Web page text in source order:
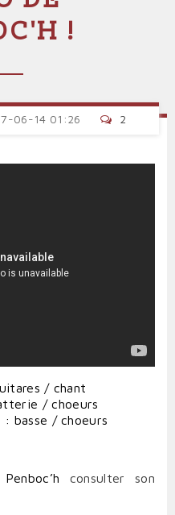
!
06-14 01:26 2
/ chant
/ choeurs
: basse / choeurs
consulter son